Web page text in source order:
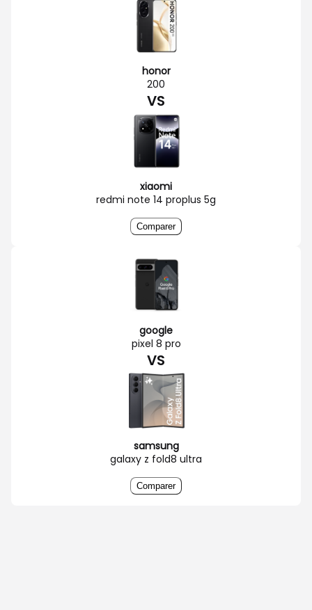
honor
200
VS
xiaomi
redmi note 14 proplus 5g
Comparer
google
pixel 8 pro
VS
samsung
galaxy z fold8 ultra
Comparer